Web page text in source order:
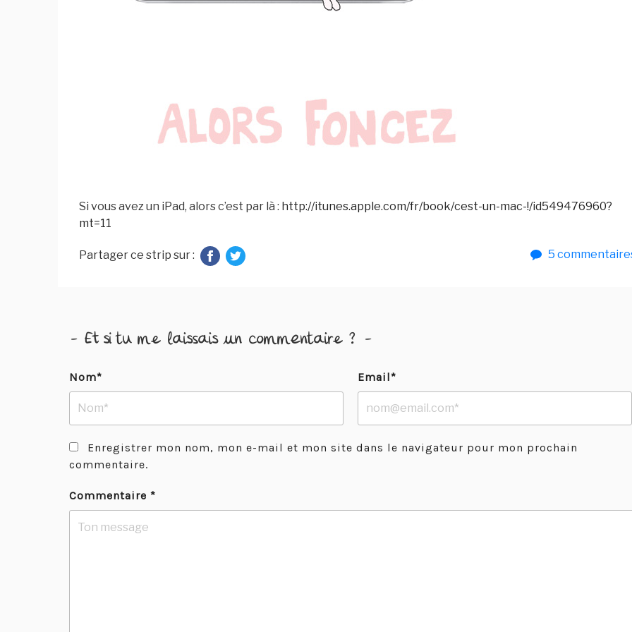
Si vous avez un iPad, alors c’est par là : http://itunes.apple.com/fr/book/cest-un-mac-!/id549476960?
mt=11
Partager ce strip sur : 5
- Et si tu me laissais un commentaire ? -
Nom* Email*
Enregistrer mon nom, mon e-mail et mon site dans le navigateur pour mon prochain
commentaire.
Commentaire *